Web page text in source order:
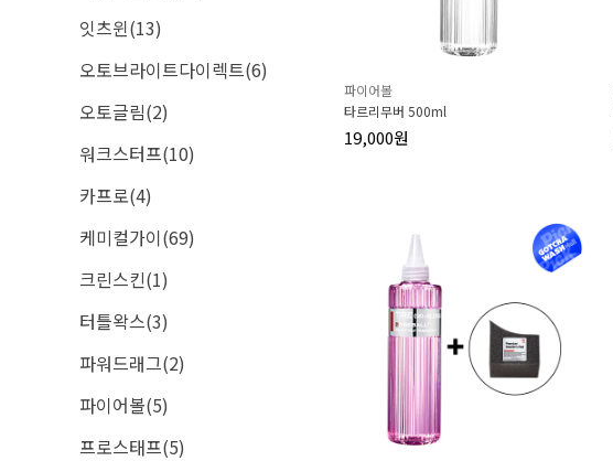
잇츠윈(13)
오토브라이트다이렉트(6)
오토글림(2)
워크스터프(10)
카프로(4)
케미컬가이(69)
크린스킨(1)
터틀왁스(3)
파워드래그(2)
파이어볼(5)
프로스태프(5)
파이어볼
타르리무버 500ml
19,000원